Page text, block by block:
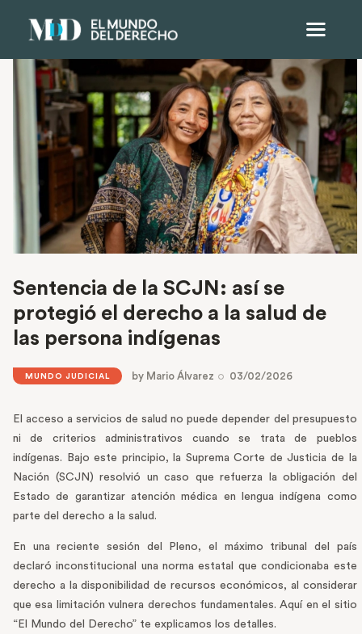
Sentencia de la SCJN: así se
protegió el derecho a la salud de
las persona indígenas
MUNDO JUDICIAL by Mario Álvarez 03/02/2026
El acceso a servicios de salud no puede depender del presupuesto
ni de criterios administrativos cuando se trata de pueblos
indígenas. Bajo este principio, la Suprema Corte de Justicia de la
Nación (SCJN) resolvió un caso que refuerza la obligación del
Estado de garantizar atención médica en lengua indígena como
parte del derecho a la salud.
En una reciente sesión del Pleno, el máximo tribunal del país
declaró inconstitucional una norma estatal que condicionaba este
derecho a la disponibilidad de recursos económicos, al considerar
que esa limitación vulnera derechos fundamentales. Aquí en el sitio
“El Mundo del Derecho” te explicamos los detalles.